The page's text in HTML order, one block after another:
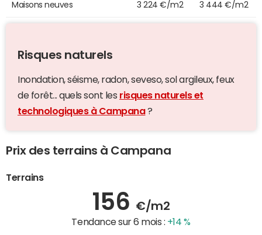
Maisons neuves 3 224 €/m2 3 444 €/m2
Risques naturels
Inondation, séisme, radon, seveso, sol argileux, feux
de forêt... quels sont les risques naturels et
technologiques à Campana?
Prix des terrains à Campana
Terrains
156 €/m2
Tendance sur 6 mois : +14 %